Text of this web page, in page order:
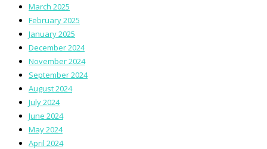
March 2025
February 2025
January 2025
December 2024
November 2024
September 2024
August 2024
July 2024
June 2024
May 2024
April 2024